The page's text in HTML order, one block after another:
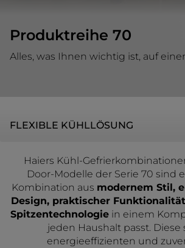
Produktreihe 70
Alles, was Ihnen wichtig ist, auf
FLEXIBLE KÜHLLÖSUNG
Haiers Kühl-
Door-Modelle der Serie 70 sind
Kombination aus modernem Stil,
Design, praktischer
Spitzentechnologiein einem
jeden Haushalt passt. Diese
energieeffizienten und